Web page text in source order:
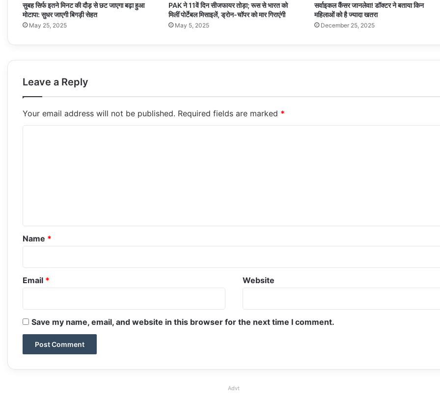
सुबह सिर्फ इतने मिनट की दौड़ से छट जाएगा बढ़ा हुआ
मोटापा: सुधर जाएगी बिगड़ी सेहत
May 25, 2025
PAK ने 11वें दिन सीजफायर तोड़ा; रूस से भारत को
मिलीं पोर्टेबल मिसाइलें, ड्रोन-चॉपर को मार गिराएंगी
May 5, 2025
सर्वाइकल कैंसर जानलेवा! डॉक्टर ने बताया किन
महिलाओं को है ज्यादा खतरा
December 25, 2025
Leave a Reply
Your email address will not be published. Required fields are marked *
*
Name *
Email * Website
Save my name, email, and website in this browser for the next time I comment.
Advt